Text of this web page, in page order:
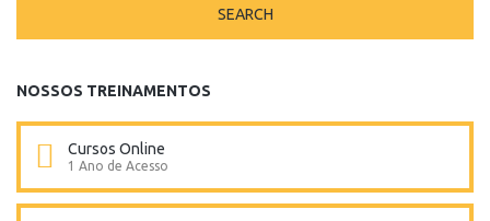
NOSSOS TREINAMENTOS
Cursos Online
1 Ano de Acesso